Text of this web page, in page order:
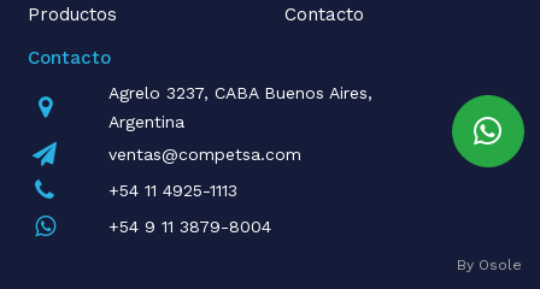
Productos
Contacto
Contacto
Agrelo 3237, CABA Buenos Aires,
Argentina
ventas@competsa.com
+54 11 4925-1113
+54 9 11 3879-8004
By Osole